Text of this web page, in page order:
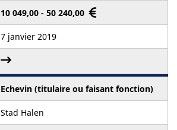
10 049,00 - 50 240,00
7 janvier 2019
Echevin (titulaire ou faisant fonction)
Stad Halen